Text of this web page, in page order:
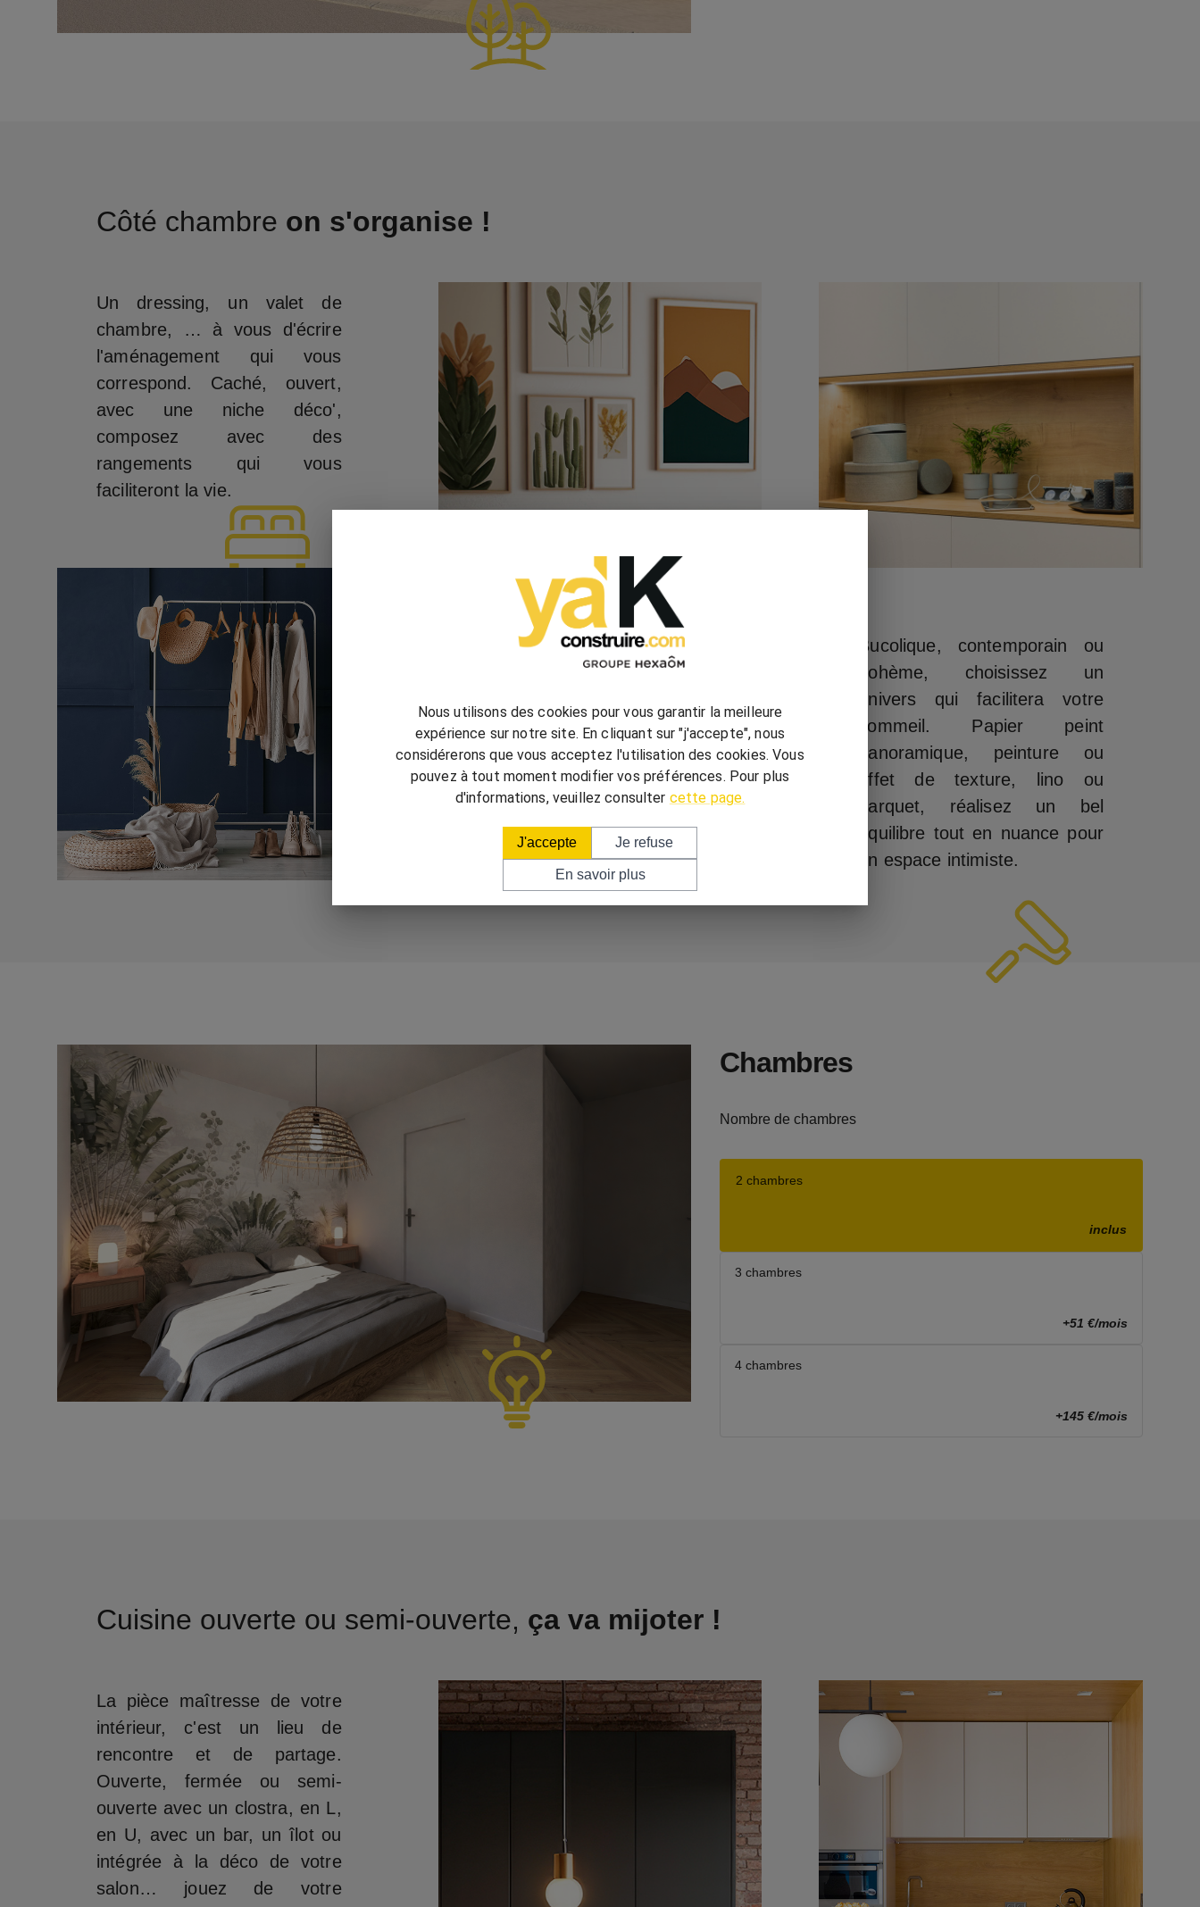
Côté chambre on s'organise !
Un dressing, un valet de
chambre, … à vous d'écrire
l'aménagement qui vous
correspond. Caché, ouvert,
avec une niche déco',
composez avec des
rangements qui vous
faciliteront la vie.
Bucolique, contemporain ou
bohème, choisissez un
univers qui facilitera votre
sommeil. Papier peint
panoramique, peinture ou
effet de texture, lino ou
parquet, réalisez un bel
équilibre tout en nuance pour
un espace intimiste.
Chambres
Nombre de chambres
2 chambres
inclus
3 chambres
+51 €/mois
4 chambres
+145 €/mois
Cuisine ouverte ou semi-ouverte, ça va mijoter !
La pièce maîtresse de votre
intérieur, c'est un lieu de
rencontre et de partage.
Ouverte, fermée ou semi-
ouverte avec un clostra, en L,
en U, avec un bar, un îlot ou
intégrée à la déco de votre
salon… jouez de votre
Nous utilisons des cookies pour vous garantir la meilleure
expérience sur notre site. En cliquant sur "j'accepte", nous
considérerons que vous acceptez l'utilisation des cookies. Vous
pouvez à tout moment modifier vos préférences. Pour plus
d'informations, veuillez consulter cette page.
J'accepte Je refuse
En savoir plus